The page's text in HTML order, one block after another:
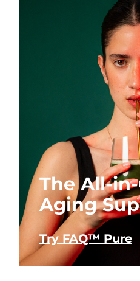
The All-
Aging
Try FAQ™ Pure